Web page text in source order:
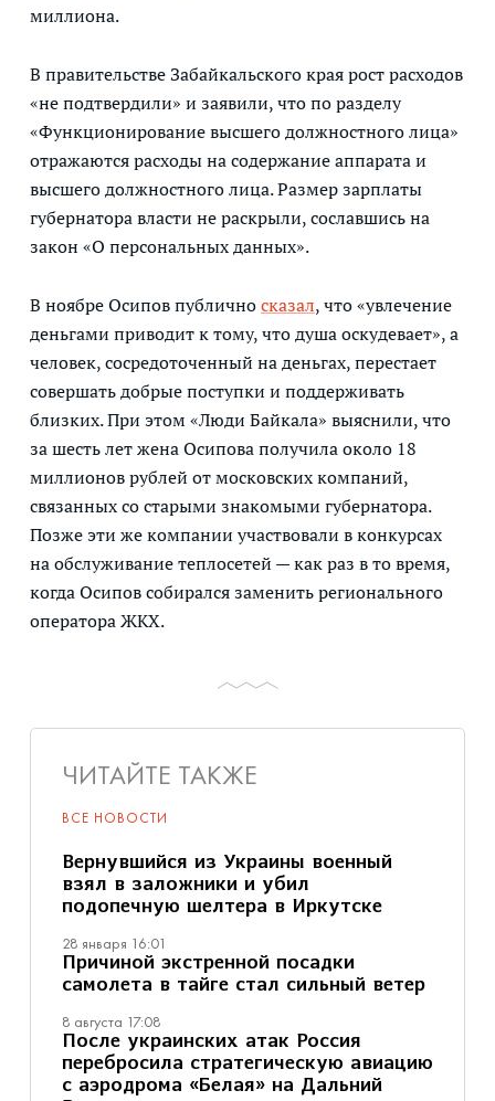
миллиона.
В правительстве Забайкальского края рост расходов
«не подтвердили» и заявили, что по разделу
«Функционирование высшего должностного лица»
отражаются расходы на содержание аппарата и
высшего должностного лица. Размер зарплаты
губернатора власти не раскрыли, сославшись на
закон «О персональных данных».
В ноябре Осипов публичносказал, что «увлечение
деньгами приводит к тому, что душа оскудевает», а
человек, сосредоточенный на деньгах, перестает
совершать добрые поступки и поддерживать
близких. При этом «Люди Байкала» выяснили, что
за шесть лет жена Осипова получила около 18
миллионов рублей от московских компаний,
связанных со старыми знакомыми губернатора.
Позже эти же компании участвовали в конкурсах
на обслуживание теплосетей — как раз в то время,
когда Осипов собирался заменить регионального
оператора ЖКХ.
ЧИТАЙТЕ ТАКЖЕ
ВСЕ НОВОСТИ
Вернувшийся из Украины военный
взял в заложники и убил
подопечную шелтера в Иркутске
28 января 16:01
Причиной экстренной посадки
самолета в тайге стал сильный ветер
8 августа 17:08
После украинских атак Россия
перебросила стратегическую авиацию
с аэродрома «Белая» на Дальний